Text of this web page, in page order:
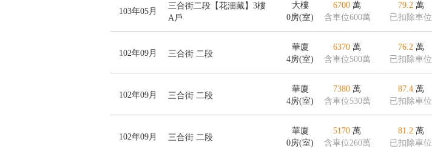
103年05月
三合街二段【花沺藏】3樓
A戶
大樓
0房(室)
6700 萬
含車位600萬
79.2萬
已扣除車位
102年09月 三合街 二段
華廈
4房(室)
6370 萬
含車位500萬
76.2萬
已扣除車位
102年09月 三合街 二段
華廈
4房(室)
7380 萬
含車位530萬
87.4萬
已扣除車位
102年09月 三合街 二段
華廈
0房(室)
5170 萬
含車位260萬
81.2萬
已扣除車位